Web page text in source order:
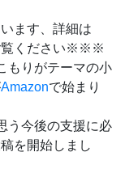
ます、詳細は
覧ください※※※
もりがテーマの小
Amazonで始まり
う今後の支援に必
を開始しまし